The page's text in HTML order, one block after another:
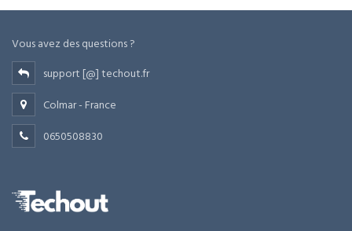
Vous avez des questions ?
support [@] techout.fr
Colmar - France
0650508830